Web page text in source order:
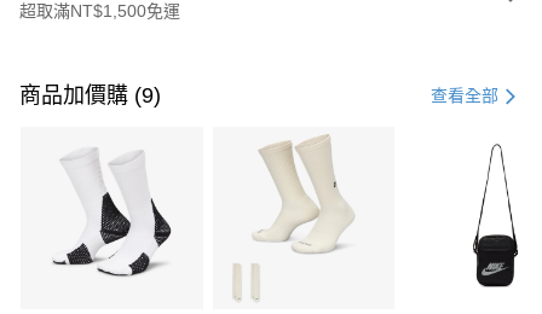
超取滿NT$1,500免運
信用卡一次付款
3 期 0 利率 每期 21家銀行
合作金庫商業銀行
第一商業銀行
華南商業銀行
彰化商業銀行
上海商業儲蓄銀行
Apple Pay
商品加價購 (9) 查看全部